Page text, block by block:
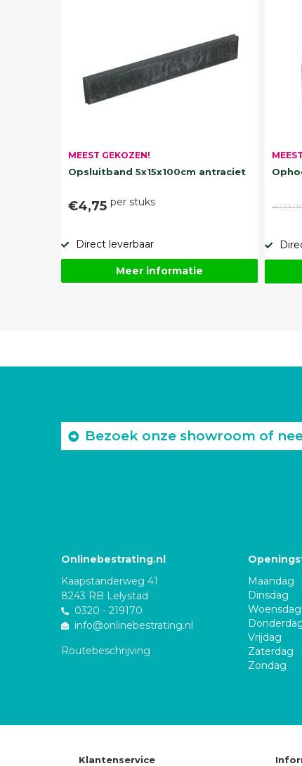
MEEST GEKOZEN!
Opsluitband 5x15x100cm antraciet
€4,75 per stuks
Direct leverbaar
Meer informatie
Bezoek onze showroom of
Onlinebestrating.nl
Kaapstanderweg 41
8243 RB Lelystad
0320 - 219170
info@onlinebestrating.nl
Routebeschrijving
Maandag
Dinsdag
Woensdag
Vrijdag
Zaterdag
Zondag
Klantenservice